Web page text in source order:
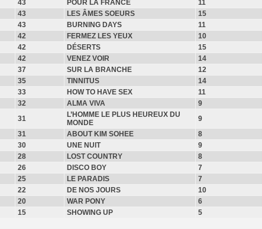
43 POUR LA FRANCE 11
43 LES ÂMES SOEURS 15
43 BURNING DAYS 11
42 FERMEZ LES YEUX 10
42 DÉSERTS 15
42 VENEZ VOIR 14
37 SUR LA BRANCHE 12
35 TINNITUS 14
33 HOW TO HAVE SEX 11
32 ALMA VIVA 9
31
L’HOMME LE PLUS HEUREUX DU
MONDE
9
31 ABOUT KIM SOHEE 8
30 UNE NUIT 9
28 LOST COUNTRY 8
26 DISCO BOY 7
25 LE PARADIS 7
22 DE NOS JOURS 10
20 WAR PONY 6
15 SHOWING UP 5